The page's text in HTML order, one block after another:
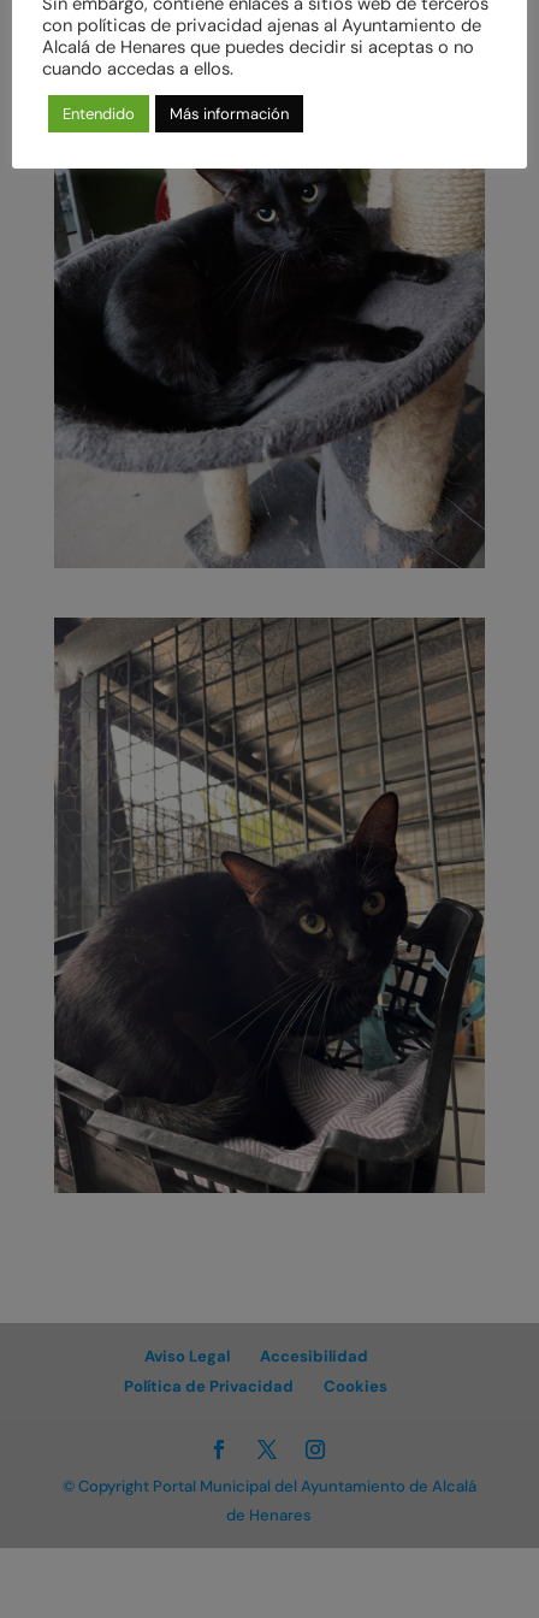
Aviso Legal
Accesibilidad
Política de Privacidad
Cookies
© Copyright Portal Municipal del Ayuntamiento de Alcalá
de Henares
con políticas de privacidad ajenas al Ayuntamiento de
Alcalá de Henares que puedes decidir si aceptas o no
cuando accedas a ellos.
Entendido Más información